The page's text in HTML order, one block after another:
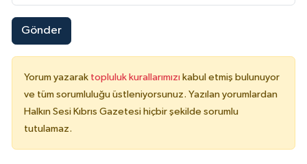
Gönder
Yorum yazarak topluluk kurallarımızı kabul etmiş bulunuyor
ve tüm sorumluluğu üstleniyorsunuz. Yazılan yorumlardan
Halkın Sesi Kıbrıs Gazetesi hiçbir şekilde sorumlu
tutulamaz.